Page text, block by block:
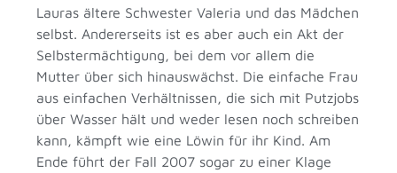
Lauras ältere Schwester Valeria und das Mädchen
selbst. Andererseits ist es aber auch ein Akt der
Selbstermächtigung, bei dem vor allem die
Mutter über sich hinauswächst. Die einfache Frau
aus einfachen Verhältnissen, die sich mit Putzjobs
über Wasser hält und weder lesen noch schreiben
kann, kämpft wie eine Löwin für ihr Kind. Am
Ende führt der Fall 2007 sogar zu einer Klage